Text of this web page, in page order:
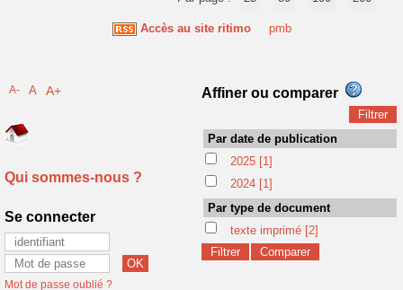
Accès au site ritimo pmb
A- A A+
Qui sommes-nous ?
Se connecter
Mot de passe oublié ?
Affiner ou comparer
Par date de publication
2025 [1]
2024 [1]
Par type de document
texte imprimé [2]